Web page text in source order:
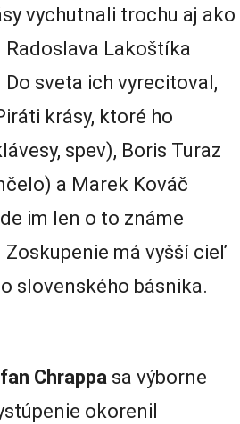
vychutnali trochu aj ako
Lakoštíka
sveta ich vyrecitoval,
krásy, ktoré ho
spev), Boris Turaz
a Marek Kováč
im len o to známe
má vyšší cieľ
slovenského básnika.
Chrappa sa výborne
okorenil